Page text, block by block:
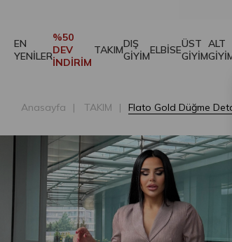
EN
YENİLER
%50
DEV
İNDİRİM
TAKIMDIŞ
GİYİMELBİSEÜST
GİYİM
ALT
Anasayfa TAKIM Flato Gold Düğme